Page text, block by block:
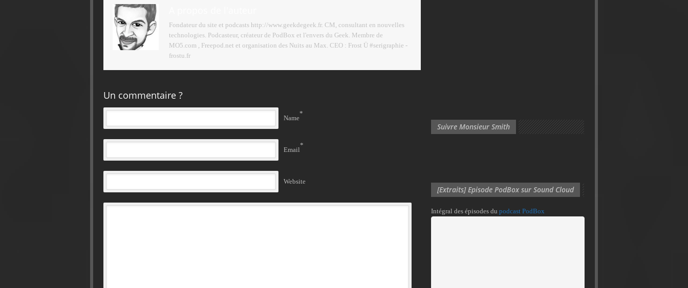
Fondateur du site et podcasts http://www.geekdegeek.fr. CM, consultant en nouvelles
technologies. Podcasteur, créateur de PodBox et l'envers du Geek. Membre de
MO5.com , Freepod.net et organisation des Nuits au Max. CEO : Frost Ü #serigraphie -
frostu.fr
Un commentaire ?
Name
*
Email
*
Website
Suivre Monsieur Smith
[Extraits] Episode PodBox sur Sound Cloud
Intégral des épisodes du podcast PodBox